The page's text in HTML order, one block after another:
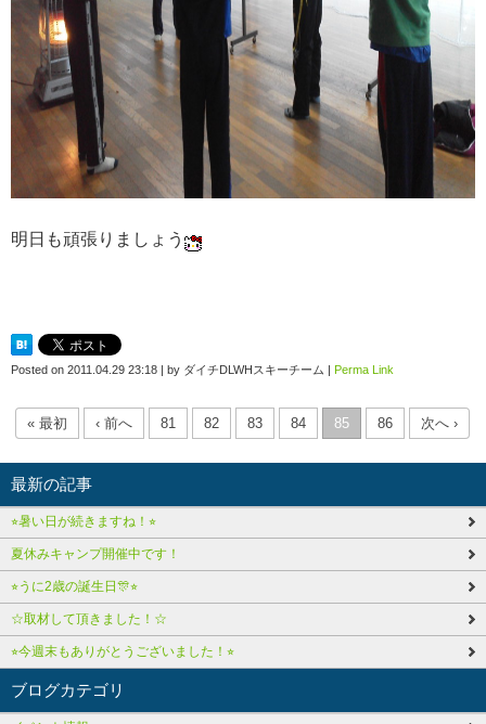
明日も頑張りましょう
Posted on 2011.04.29 23:18 | by ダイチDLWHスキーチーム | Perma Link
« 最初 ‹ 前へ 81 82 83 84 85 86 次へ ›
最新の記事
⭐︎暑い日が続きますね！⭐︎
夏休みキャンプ開催中です！
⭐︎うに2歳の誕生日🎊⭐︎
☆取材して頂きました！☆
⭐︎今週末もありがとうございました！⭐︎
ブログカテゴリ